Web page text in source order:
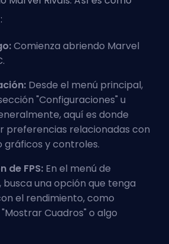
Comienza abriendo Marvel
Desde el menú principal,
"Configuraciones" u
aquí es donde
preferencias relacionadas con
gráficos y controles.
de FPS: En el menú de
una opción que tenga
el rendimiento, como
"Mostrar Cuadros" o algo